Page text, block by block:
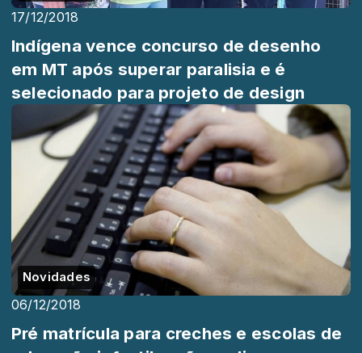
17/12/2018
Indígena vence concurso de desenho
em MT após superar paralisia e é
selecionado para projeto de design
Novidades
06/12/2018
Pré matrícula para creches e escolas de